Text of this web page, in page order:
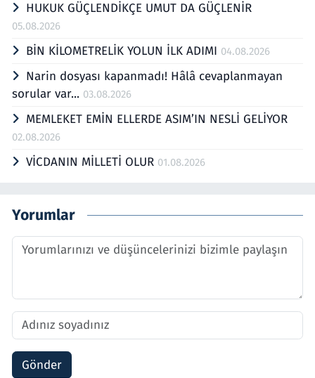
HUKUK GÜÇLENDİKÇE UMUT DA GÜÇLENİR
05.08.2026
BİN KİLOMETRELİK YOLUN İLK ADIMI 04.08.2026
Narin dosyası kapanmadı! Hâlâ cevaplanmayan
sorular var... 03.08.2026
MEMLEKET EMİN ELLERDE ASIM’IN NESLİ GELİYOR
02.08.2026
VİCDANIN MİLLETİ OLUR 01.08.2026
Yorumlar
Gönder